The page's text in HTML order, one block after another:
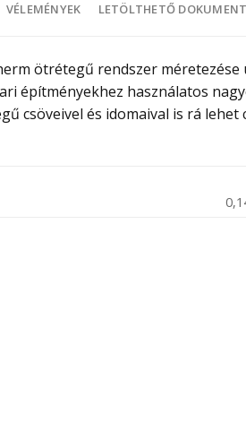
VÉLEMÉNYEK LETÖLTHETŐ
ötrétegű rendszer
építményekhez használatos
csöveivel és idomaival is rá